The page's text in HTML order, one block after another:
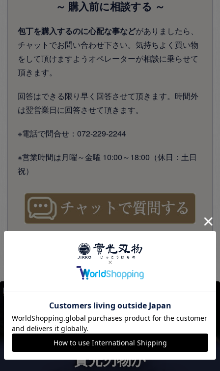
～ 購入前に相談する ～
包丁を購入するのに心配な事などがありましたら、
チャットでお問い合わせ下さい。気持ちよく買い物
をして頂けますようオペレーターが相談に乗らせて
頂きます。
回答はできる限り早く回答させて頂きます。時間外
は翌営業日に回答させて頂きます。
※電話で問合せ：072-229-2244
※営業時間は月曜～金曜 10:00～18:00（休日：土日
祝）
實光刃物が